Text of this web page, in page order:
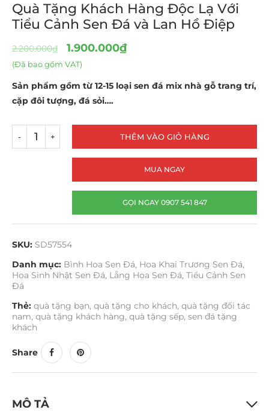
Quà Tặng Khách Hàng Độc Lạ Với
Tiểu Cảnh Sen Đá và Lan Hồ Điệp
2.200.000₫ 1.900.000₫
(Đã bao gồm VAT)
Sản phẩm gồm từ 12-15 loại sen đá mix nhà gỗ trang trí,
cặp đôi tượng, đá sỏi….
THÊM VÀO GIỎ HÀNG
MUA NGAY
GỌI NGAY 0907 541 847
SKU: SD57554
Danh mục: Bình Hoa Sen Đá, Hoa Khai Trương Sen Đá,
Hoa Sinh Nhật Sen Đá, Lẵng Hoa Sen Đá, Tiểu Cảnh Sen
Đá
Thẻ: quà tặng bạn, quà tặng cho khách, quà tặng đối tác
nam, quà tặng khách hàng, quà tặng sếp, sen đá tặng
khách
Share
MÔ TẢ